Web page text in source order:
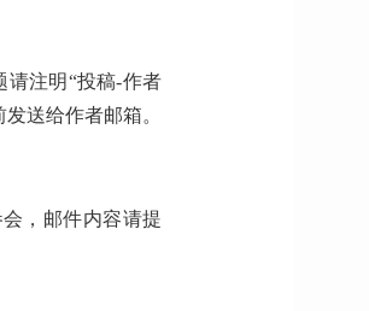
请注明“投稿-作者
发送给作者邮箱。
会，邮件内容请提